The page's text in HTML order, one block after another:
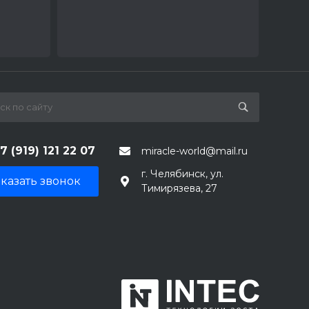
(919) 121 22 07 miracle-world@mail.ru
звонок
г. Челябинск, ул.
Тимирязева, 27